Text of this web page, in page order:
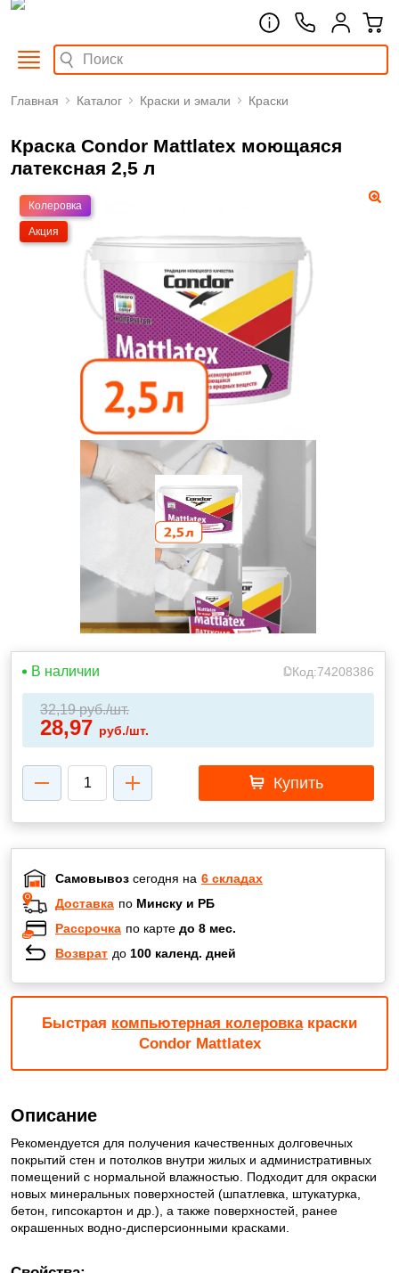
Главная Каталог Краски и эмали Краски
Краска Condor Mattlatex моющаяся
латексная 2,5 л
Колеровка
Акция
В наличии Код:74208386
32,19руб./шт.
28,97 руб./шт.
Купить
Самовывоз сегодня на 6 складах
Доставка по Минску и РБ
Рассрочка по карте до 8 мес.
Возврат до 100 календ. дней
Быстрая компьютерная колеровкакраски
Condor Mattlatex
Описание
Рекомендуется для получения качественных долговечных
покрытий стен и потолков внутри жилых и административных
помещений с нормальной влажностью. Подходит для окраски
новых минеральных поверхностей (шпатлевка, штукатурка,
бетон, гипсокартон и др.), а также поверхностей, ранее
окрашенных водно-дисперсионными красками.